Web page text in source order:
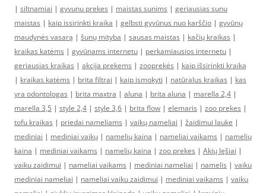
| siltnamiai | gyvunu prekes | maistas sunims | geriausias sunu
maistas | kaip issirinkti kraika | gelbsti gyvūnus nuo karščio | gyvūnų
maudynės vasarą | šunų mityba | sausas maistas | kačių kraikas |
kraikas katėms | gyvūnams internetu | perkamiausios internetu |
geriausias kraikas | akcija prekems | zooprekės | kaip išsirinkti kraiką
| kraikas katėms | brita filtrai | kaip ismokyti | natūralus kraikas | kas
yra odontologas | brita maxtra | aluna | brita aluna | marella 2,4 |
marella 3,5 | style 2,4 | style 3,6 | brita flow | elemaris | zoo prekes |
tofu kraikas | priedai nameliams | vaikų nameliai | žaidimui lauke |
mediniai | mediniai vaikų | namelių kaina | nameliai vaikams | namelių
kaina | mediniai vaikams | namelių kaina | zoo prekes | Akių lęšiai |
vaiku zaidimui | nameliai vaikams | mediniai nameliai | namelis | vaiku
mediniai nameliai | nameliai vaiku zaidimui | mediniai vaikams | vaiku